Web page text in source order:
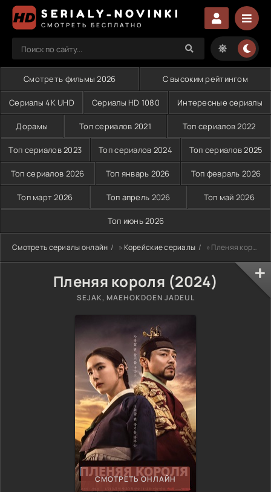
SERIALY-NOVINKI
СМОТРЕТЬ БЕСПЛАТНО
Смотреть фильмы 2026 С высоким рейтингом
Сериалы 4K UHD Сериалы HD 1080 Интересные сериалы
Дорамы Топ сериалов 2021 Топ сериалов 2022
Топ сериалов 2023 Топ сериалов 2024 Топ сериалов 2025
Топ сериалов 2026 Топ январь 2026 Топ февраль 2026
Топ март 2026 Топ апрель 2026 Топ май 2026
Топ июнь 2026
Смотреть сериалы онлайн » Корейские сериалы » Пленяя короля (2024)
Пленяя короля (2024)
SEJAK, MAEHOKDOEN JADEUL
СМОТРЕТЬ ОНЛАЙН